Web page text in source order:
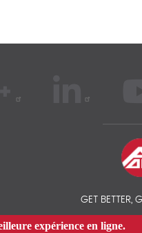
GET BETTER,
expérience en ligne.